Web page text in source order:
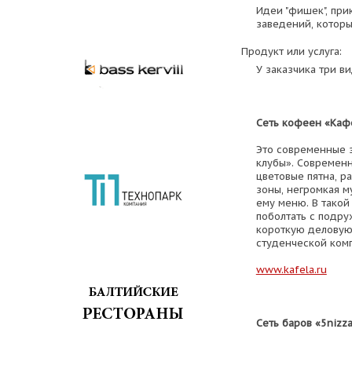
Идеи "фишек",
заведений,
Продукт или услуга:
У заказчика три
Сеть кофеен
Это современные
клубы».
цветовые пятна,
зоны, негромкая
ему меню. В
поболтать с
короткую
студенческой
www.kafela.ru
Сеть баров